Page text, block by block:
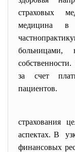
страховых
медицина в
больницами,
за счет
пациентов.
страхования
аспектах. В
финансовых